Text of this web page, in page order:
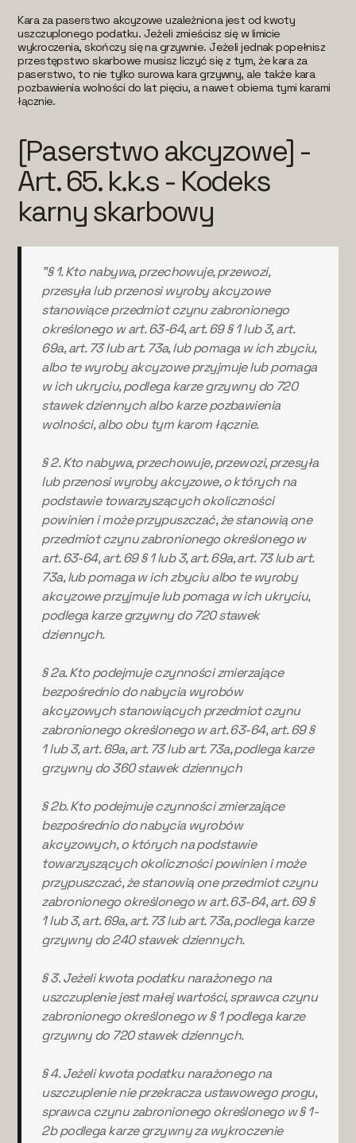
Kara za paserstwo akcyzowe uzależniona jest od kwoty
uszczuplonego podatku. Jeżeli zmieścisz się w limicie
wykroczenia, skończy się na grzywnie. Jeżeli jednak popełnisz
przestępstwo skarbowe musisz liczyć się z tym, że kara za
paserstwo, to nie tylko surowa kara grzywny, ale także kara
pozbawienia wolności do lat pięciu, a nawet obiema tymi karami
łącznie.
[Paserstwo akcyzowe] -
Art. 65. k.k.s - Kodeks
karny skarbowy
"§ 1. Kto nabywa, przechowuje, przewozi,
przesyła lub przenosi wyroby akcyzowe
stanowiące przedmiot czynu zabronionego
określonego w art. 63-64, art. 69 § 1 lub 3, art.
69a, art. 73 lub art. 73a, lub pomaga w ich zbyciu,
albo te wyroby akcyzowe przyjmuje lub pomaga
w ich ukryciu, podlega karze grzywny do 720
stawek dziennych albo karze pozbawienia
wolności, albo obu tym karom łącznie.
§ 2. Kto nabywa, przechowuje, przewozi, przesyła
lub przenosi wyroby akcyzowe, o których na
podstawie towarzyszących okoliczności
powinien i może przypuszczać, że stanowią one
przedmiot czynu zabronionego określonego w
art. 63-64, art. 69 § 1 lub 3, art. 69a, art. 73 lub art.
73a, lub pomaga w ich zbyciu albo te wyroby
akcyzowe przyjmuje lub pomaga w ich ukryciu,
podlega karze grzywny do 720 stawek
dziennych.
§ 2a. Kto podejmuje czynności zmierzające
bezpośrednio do nabycia wyrobów
akcyzowych stanowiących przedmiot czynu
zabronionego określonego w art. 63-64, art. 69 §
1 lub 3, art. 69a, art. 73 lub art. 73a, podlega karze
grzywny do 360 stawek dziennych
§ 2b. Kto podejmuje czynności zmierzające
bezpośrednio do nabycia wyrobów
akcyzowych, o których na podstawie
towarzyszących okoliczności powinien i może
przypuszczać, że stanowią one przedmiot czynu
zabronionego określonego w art. 63-64, art. 69 §
1 lub 3, art. 69a, art. 73 lub art. 73a, podlega karze
grzywny do 240 stawek dziennych.
§ 3. Jeżeli kwota podatku narażonego na
uszczuplenie jest małej wartości, sprawca czynu
zabronionego określonego w § 1 podlega karze
grzywny do 720 stawek dziennych.
§ 4. Jeżeli kwota podatku narażonego na
uszczuplenie nie przekracza ustawowego progu,
sprawca czynu zabronionego określonego w § 1-
2b podlega karze grzywny za wykroczenie